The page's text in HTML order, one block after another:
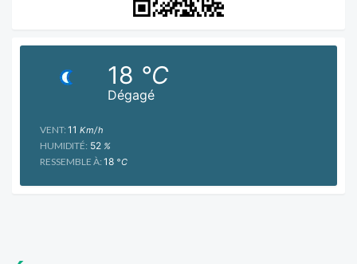
Dégagé
18 °C
VENT: 11 Km/h
HUMIDITÉ: 52 %
RESSEMBLE À: 18 °C